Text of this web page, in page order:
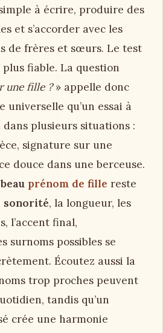
à écrire, produire des
et s’accorder avec les
de frères et sœurs. Le test
fiable. La question
une fille ?» appelle donc
universelle qu’un essai à
plusieurs situations :
signature sur une
douce dans une berceuse.
prénom de fille reste
sonorité, la longueur, les
l’accent final,
surnoms possibles se
Écoutez aussi la
trop proches peuvent
tandis qu’un
crée une harmonie